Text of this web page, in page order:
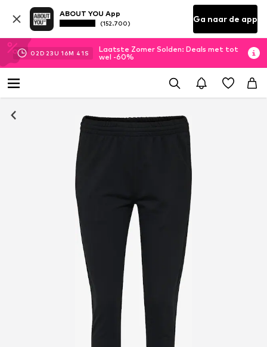
ABOUT YOU App
(152.700) Ga naar de app
02D 23U 16M 40 S
Laatste Zomer Solden: Deals met tot
wel -60%